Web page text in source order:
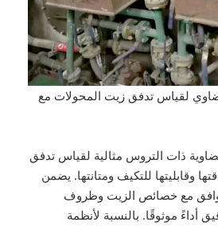
لقياس تدفق زيت المحولات مع
ذات التروس مثالية لقياس تدفق
وقابليتها للتكيف ومتانتها. يضمن
مع خصائص الزيت وظروف
أداءً موثوقًا. بالنسبة لأنظمة